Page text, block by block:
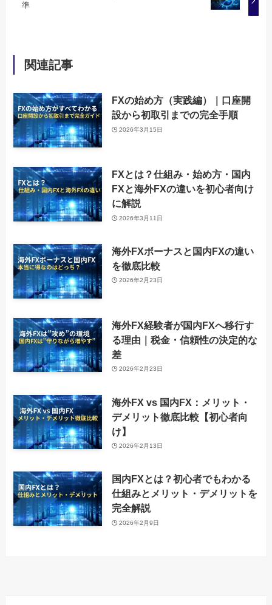
準
関連記事
FXの始め方（実践編）｜口座開
設から初取引までの完全手順
2026年3月15日
FXとは？仕組み・始め方・国内
FXと海外FXの違いを初心者向け
に解説
2026年3月11日
海外FXボーナスと国内FXの違い
を徹底比較
2026年2月23日
海外FX経験者が国内FXへ移行す
る理由｜税金・信頼性の決定的な
差
2026年2月23日
海外FX vs 国内FX：メリット・
デメリット徹底比較【初心者向
け】
2026年2月13日
国内FXとは？初心者でもわかる
仕組みとメリット・デメリットを
完全解説
2026年2月9日